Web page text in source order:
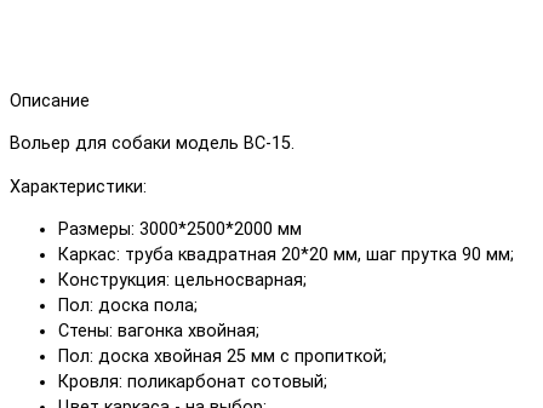
Описание
Вольер для собаки модель ВС-15.
Характеристики:
Размеры: 3000*2500*2000 мм
Каркас: труба квадратная 20*20 мм, шаг прутка 90 мм;
Конструкция: цельносварная;
Пол: доска пола;
Стены: вагонка хвойная;
Пол: доска хвойная 25 мм с пропиткой;
Кровля: поликарбонат сотовый;